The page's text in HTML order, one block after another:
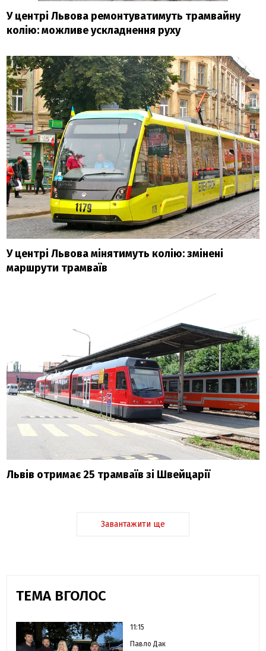
У центрі Львова ремонтуватимуть трамвайну
колію: можливе ускладнення руху
У центрі Львова мінятимуть колію: змінені
маршрути трамваїв
Львів отримає 25 трамваїв зі Швейцарії
Завантажити ще
ТЕМА ВГОЛОС
11:15
Павло Дак